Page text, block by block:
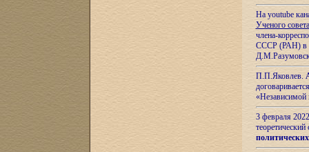
На youtube
Ученого
члена-
СССР (РАН) в
П.П.Яковлев.
«Независимой
3 февраля
теоретический